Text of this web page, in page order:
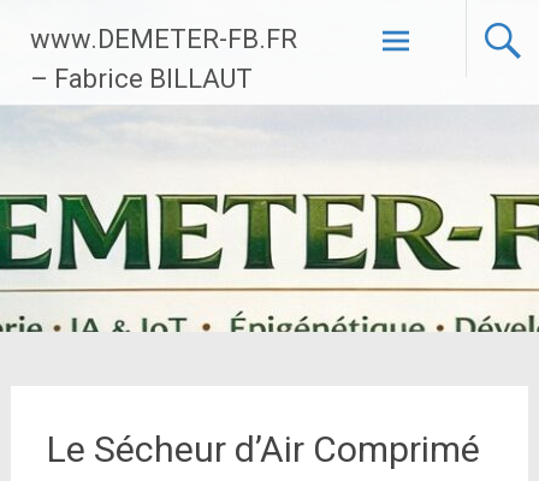
contenu
principal
www.DEMETER-FB.FR
– Fabrice BILLAUT
Le Sécheur d’Air Comprimé